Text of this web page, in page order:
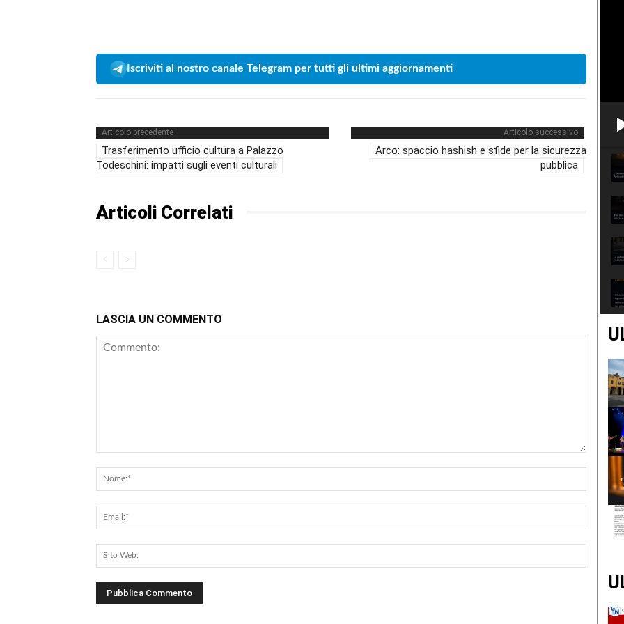
Iscriviti al nostro canale Telegram per tutti gli ultimi aggiornamenti
Articolo precedente
Trasferimento ufficio cultura a Palazzo
Todeschini: impatti sugli eventi culturali
Articolo successivo
Arco: spaccio hashish e sfide per la sicurezza
pubblica
Articoli Correlati
LASCIA UN COMMENTO
Nome:*
Email:*